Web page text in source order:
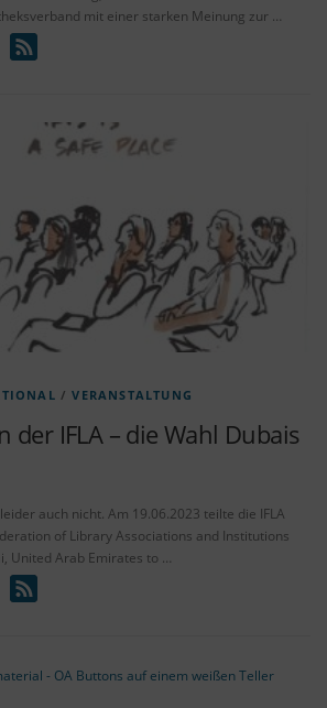
mit einer starken Meinung zur …
/VERANSTALTUNG
der IFLA – die Wahl Dubais
auch nicht. Am 19.06.2023 teilte die IFLA
of Library Associations and Institutions
United Arab Emirates to …